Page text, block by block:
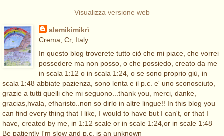
Visualizza versione web
alemikimikrì
Crema, Cr, Italy
In questo blog troverete tutto ciò che mi piace, che vorrei
possedere ma non posso, o che possiedo, creato da me
in scala 1:12 o in scala 1:24, o se sono proprio giù, in
scala 1:48 abbiate pazienza, sono lenta e il p.c. e' uno sconosciuto,
grazie a tutti quelli che mi seguono...thank you, merci, danke,
gracias,hvala, efharisto..non so dirlo in altre lingue!! In this blog you
can find every thing that I like, I would to have but I can't, or that I
have, created by me, in 1:12 scale or in scale 1:24,or in scale 1:48
Be patiently I'm slow and p.c. is an unknown